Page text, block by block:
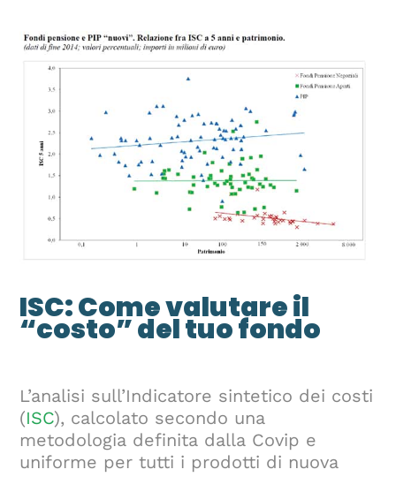
ISC: Come valutare il
“costo” del tuo fondo
L’analisi sull’Indicatore sintetico dei costi
(ISC), calcolato secondo una
metodologia definita dalla Covip e
uniforme per tutti i prodotti di nuova